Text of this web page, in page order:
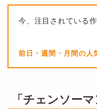
今、注目されている
前日・週間・月間の人
「チェンソー